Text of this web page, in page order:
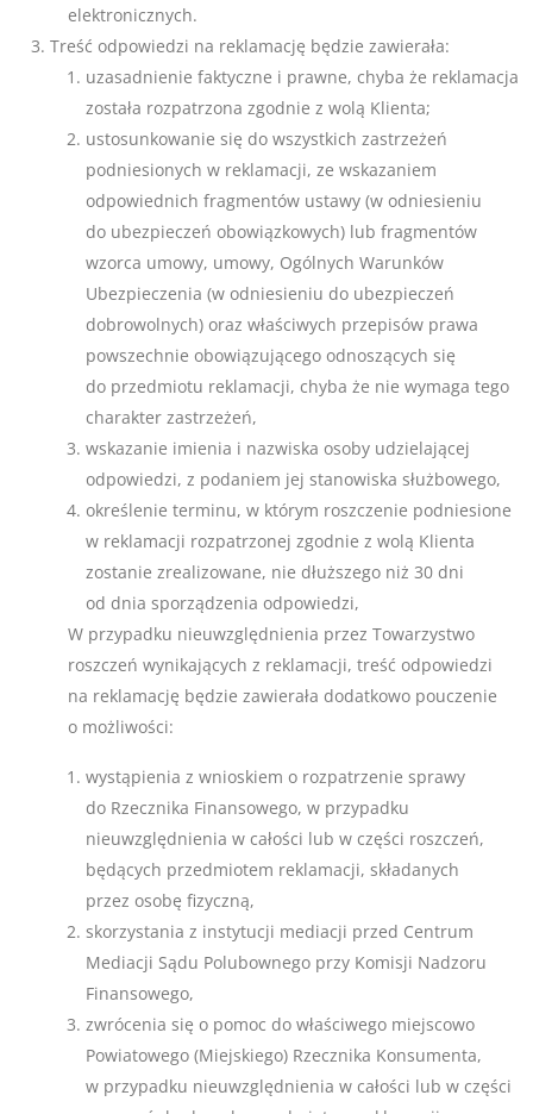
elektronicznych.
Treść odpowiedzi na reklamację będzie zawierała:
uzasadnienie faktyczne i prawne, chyba że reklamacja
została rozpatrzona zgodnie z wolą Klienta;
ustosunkowanie się do wszystkich zastrzeżeń
podniesionych w reklamacji, ze wskazaniem
odpowiednich fragmentów ustawy (w odniesieniu
do ubezpieczeń obowiązkowych) lub fragmentów
wzorca umowy, umowy, Ogólnych Warunków
Ubezpieczenia (w odniesieniu do ubezpieczeń
dobrowolnych) oraz właściwych przepisów prawa
powszechnie obowiązującego odnoszących się
do przedmiotu reklamacji, chyba że nie wymaga tego
charakter zastrzeżeń,
wskazanie imienia i nazwiska osoby udzielającej
odpowiedzi, z podaniem jej stanowiska służbowego,
określenie terminu, w którym roszczenie podniesione
w reklamacji rozpatrzonej zgodnie z wolą Klienta
zostanie zrealizowane, nie dłuższego niż 30 dni
od dnia sporządzenia odpowiedzi,
W przypadku nieuwzględnienia przez Towarzystwo
roszczeń wynikających z reklamacji, treść odpowiedzi
na reklamację będzie zawierała dodatkowo pouczenie
o możliwości:
wystąpienia z wnioskiem o rozpatrzenie sprawy
do Rzecznika Finansowego, w przypadku
nieuwzględnienia w całości lub w części roszczeń,
będących przedmiotem reklamacji, składanych
przez osobę fizyczną,
skorzystania z instytucji mediacji przed Centrum
Mediacji Sądu Polubownego przy Komisji Nadzoru
Finansowego,
zwrócenia się o pomoc do właściwego miejscowo
Powiatowego (Miejskiego) Rzecznika Konsumenta,
w przypadku nieuwzględnienia w całości lub w części